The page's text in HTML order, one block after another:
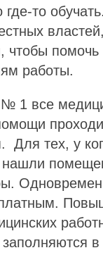
то
чтобы
работы.
1 все
тех, у
нашли